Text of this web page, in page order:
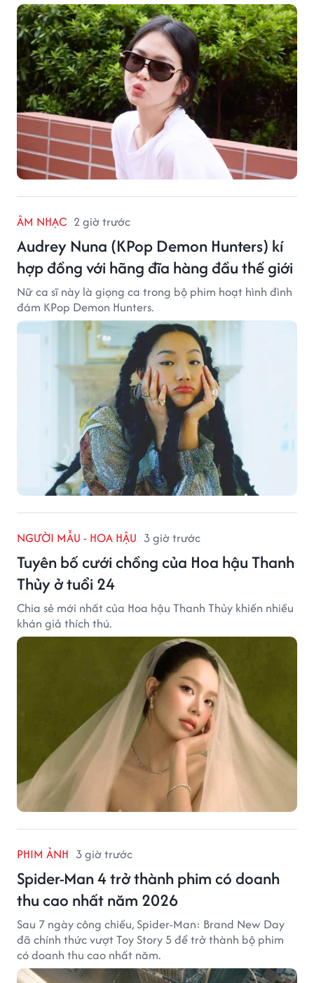
ÂM NHẠC 2 giờ trước
Audrey Nuna (KPop Demon Hunters) kí
hợp đồng với hãng đĩa hàng đầu thế giới
Nữ ca sĩ này là giọng ca trong bộ phim hoạt hình đình
đám KPop Demon Hunters.
NGƯỜI MẪU - HOA HẬU 3 giờ trước
Tuyên bố cưới chồng của Hoa hậu Thanh
Thủy ở tuổi 24
Chia sẻ mới nhất của Hoa hậu Thanh Thủy khiến nhiều
khán giả thích thú.
PHIM ẢNH 3 giờ trước
Spider-Man 4 trở thành phim có doanh
thu cao nhất năm 2026
Sau 7 ngày công chiếu, Spider-Man: Brand New Day
đã chính thức vượt Toy Story 5 để trở thành bộ phim
có doanh thu cao nhất năm.